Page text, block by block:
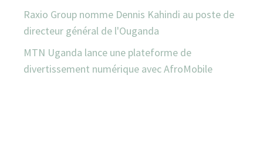
Raxio Group nomme Dennis Kahindi au poste de
directeur général de l'Ouganda
MTN Uganda lance une plateforme de
divertissement numérique avec AfroMobile